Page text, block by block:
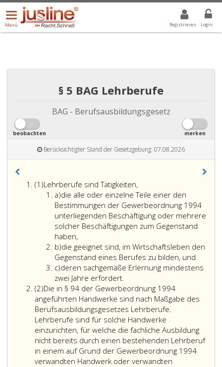
Registrieren Login
Menü
öffnen/schließen
Menü
ALLE DROPDOWN: GEWÄHLTER WERT IST ALLE
§ 5 BAG Lehrberufe
BAG - Berufsausbildungsgesetz
beobachten merken
Berücksichtigter Stand der Gesetzgebung: 07.08.2026
(1)Absatz
eins
Lehrberufe sind Tätigkeiten,
a)Litera
a
die alle oder einzelne Teile einer den
Bestimmungen der Gewerbeordnung 1994
unterliegenden Beschäftigung oder mehrere
solcher Beschäftigungen zum Gegenstand
haben,
b)Litera
b
die geeignet sind, im Wirtschaftsleben den
Gegenstand eines Berufes zu bilden, und
c)Litera
c
deren sachgemäße Erlernung mindestens
zwei Jahre erfordert.
(2)Absatz
2
Die in § 94 der Gewerbeordnung 1994
angeführten Handwerke sind nach Maßgabe des
Berufsausbildungsgesetzes Lehrberufe.
Lehrberufe sind für solche Handwerke
einzurichten, für welche die fachliche Ausbildung
nicht bereits durch einen bestehenden Lehrberuf
in einem auf Grund der Gewerbeordnung 1994
verwandten Handwerk oder verwandten